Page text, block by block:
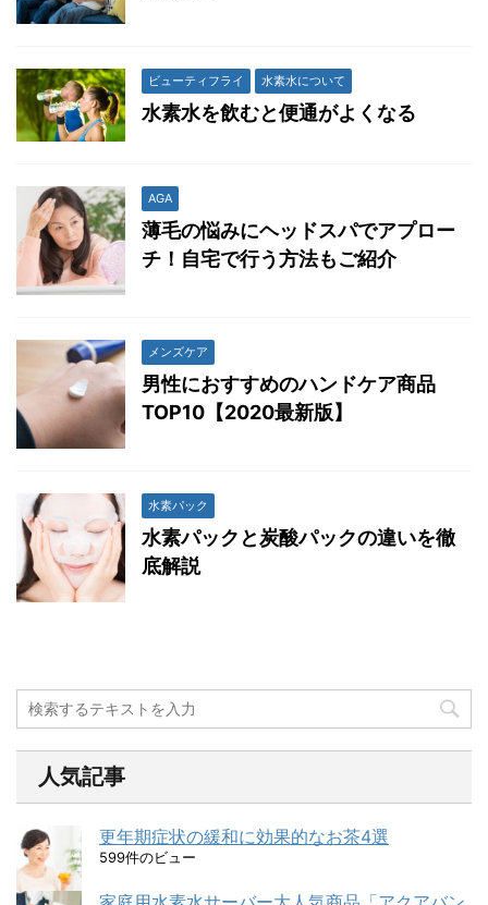
ビューティフライ 水素水について
水素水を飲むと便通がよくなる
AGA
薄毛の悩みにヘッドスパでアプロー
チ！自宅で行う方法もご紹介
メンズケア
男性におすすめのハンドケア商品
TOP10【2020最新版】
水素パック
水素パックと炭酸パックの違いを徹
底解説
人気記事
更年期症状の緩和に効果的なお茶4選
599件のビュー